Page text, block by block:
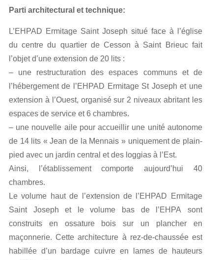
Parti architectural et technique:
L’EHPAD Ermitage Saint Joseph situé face à l’église
du centre du quartier de Cesson à Saint Brieuc fait
l’objet d’une extension de 20 lits :
– une restructuration des espaces communs et de
l’hébergement de l’EHPAD Ermitage St Joseph et une
extension à l’Ouest, organisé sur 2 niveaux abritant les
espaces de service et 6 chambres.
– une nouvelle aile pour accueillir une unité autonome
de 14 lits « Jean de la Mennais » uniquement de plain-
pied avec un jardin central et des loggias à l’Est.
Ainsi, l’établissement comporte aujourd’hui 40
chambres.
Le volume haut de l’extension de l’EHPAD Ermitage
Saint Joseph et le volume bas de l’EHPA sont
construits en ossature bois sur un plancher en
maçonnerie. Cette architecture à rez-de-chaussée est
habillée d’un bardage cuivre en lames de hauteurs